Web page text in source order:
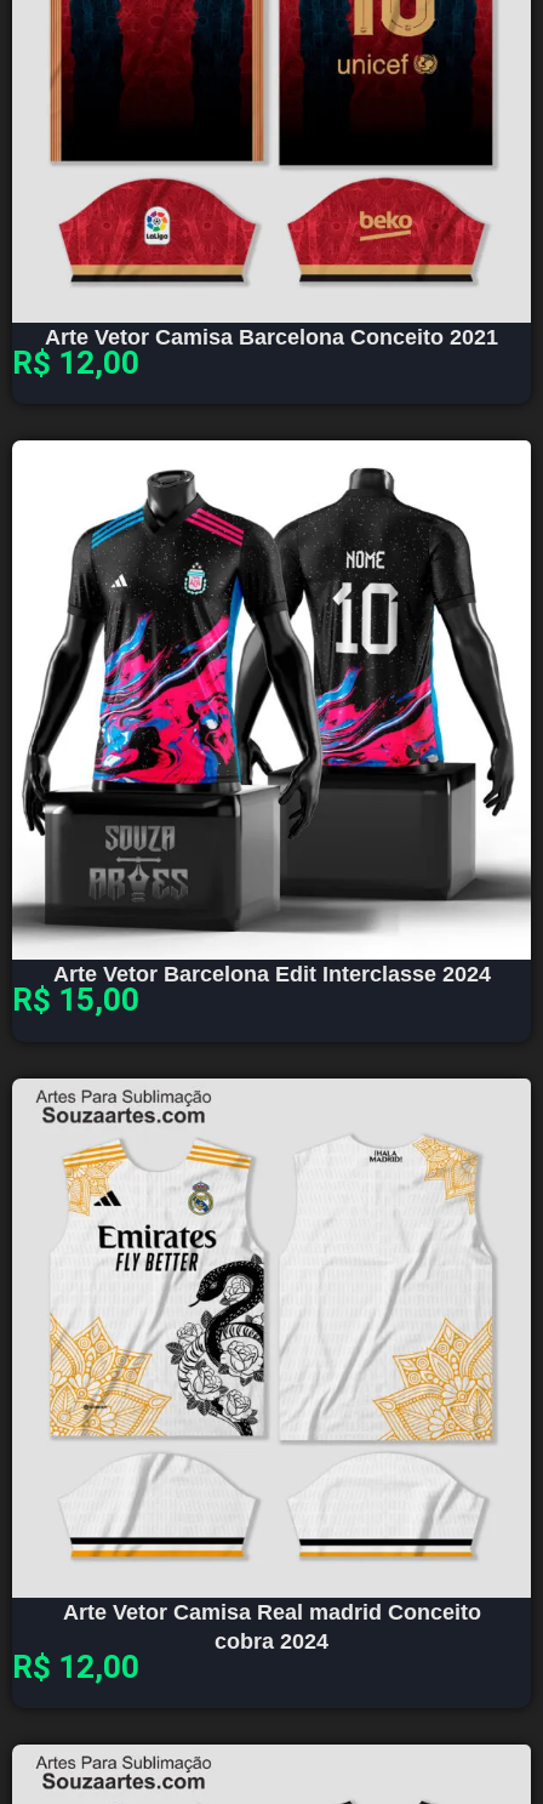
Arte Vetor Camisa Barcelona Conceito 2021
R$ 12,00
Arte Vetor Barcelona Edit Interclasse 2024
R$ 15,00
Arte Vetor Camisa Real madrid Conceito
cobra 2024
R$ 12,00